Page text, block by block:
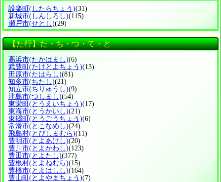
設楽町 (したらちょう)(31)
新城市(しんしろし)(115)
瀬戸市(せとし)(29)
【た行】た・ち・つ・て・と
高浜市(たかはまし)(6)
武豊町(たけとよちょう)(13)
田原市(たはらし)(81)
知多市(ちたし)(21)
知立市(ちりゅうし)(9)
津島市(つしまし)(54)
東栄町(とうえいちょう)(17)
東海市(とうかいし)(21)
東郷町(とうごうちょう)(6)
常滑市(とこなめし)(24)
飛島村(とびしまむら)(11)
豊明市(とよあけし)(20)
豊川市(とよかわし)(123)
豊田市(とよたし)(377)
豊根村(とよねむら)(15)
豊橋市(とよはしし)(164)
豊山町(とよやまちょう)(7)